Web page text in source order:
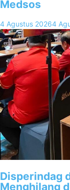
Medsos
4 Agustus 20264
Disperindag
Menghilang